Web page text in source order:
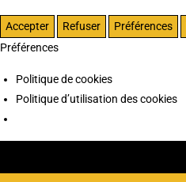
Accepter Refuser Préférences
Préférences
Politique de cookies
Politique d’utilisation des cookies